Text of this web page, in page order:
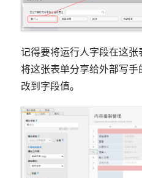
记得要将运行人字段在这张
将这张表单分享给外部写
改到字段值。